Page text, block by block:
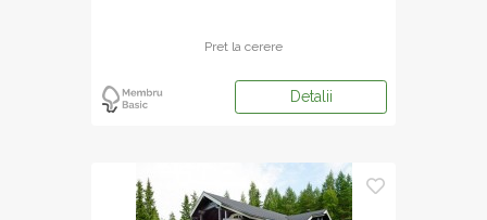
Pret la cerere
Detalii